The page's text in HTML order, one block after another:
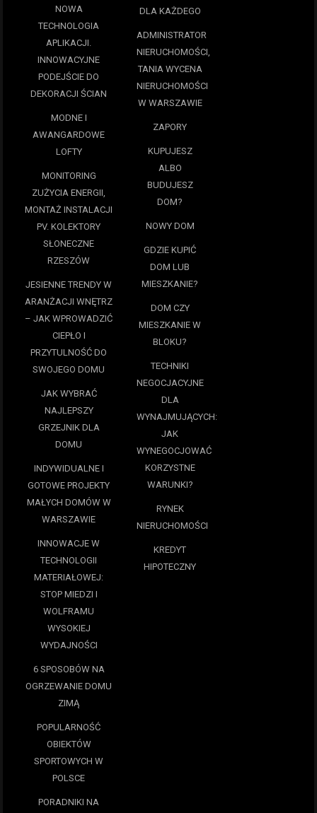
NOWA
TECHNOLOGIA
APLIKACJI.
INNOWACYJNE
PODEJŚCIE DO
DEKORACJI ŚCIAN
MODNE I
AWANGARDOWE
LOFTY
MONITORING
ZUŻYCIA ENERGII,
MONTAŻ INSTALACJI
PV. KOLEKTORY
SŁONECZNE
RZESZÓW
JESIENNE TRENDY W
ARANŻACJI WNĘTRZ
– JAK WPROWADZIĆ
CIEPŁO I
PRZYTULNOŚĆ DO
SWOJEGO DOMU
JAK WYBRAĆ
NAJLEPSZY
GRZEJNIK DLA
DOMU
INDYWIDUALNE I
GOTOWE PROJEKTY
MAŁYCH DOMÓW W
WARSZAWIE
INNOWACJE W
TECHNOLOGII
MATERIAŁOWEJ:
STOP MIEDZI I
WOLFRAMU
WYSOKIEJ
WYDAJNOŚCI
6 SPOSOBÓW NA
OGRZEWANIE DOMU
ZIMĄ
POPULARNOŚĆ
OBIEKTÓW
SPORTOWYCH W
POLSCE
PORADNIKI NA
DLA KAŻDEGO
ADMINISTRATOR
NIERUCHOMOŚCI,
TANIA WYCENA
NIERUCHOMOŚCI
W WARSZAWIE
ZAPORY
KUPUJESZ
ALBO
BUDUJESZ
DOM?
NOWY DOM
GDZIE KUPIĆ
DOM LUB
MIESZKANIE?
DOM CZY
MIESZKANIE W
BLOKU?
TECHNIKI
NEGOCJACYJNE
DLA
WYNAJMUJĄCYCH:
JAK
WYNEGOCJOWAĆ
KORZYSTNE
WARUNKI?
RYNEK
NIERUCHOMOŚCI
KREDYT
HIPOTECZNY